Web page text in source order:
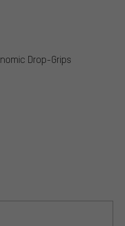
Drop-Grips